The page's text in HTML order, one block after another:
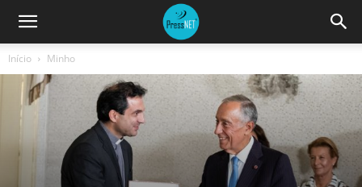
Início Minho